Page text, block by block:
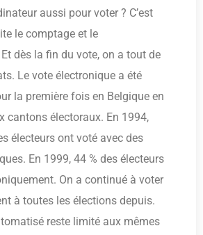
aussi pour voter ? C’est
le comptage et le
dès la fin du vote, on a tout de
Le vote électronique a été
la première fois en Belgique en
cantons électoraux. En 1994,
électeurs ont voté avec des
En 1999, 44 % des électeurs
On a continué à voter
à toutes les élections depuis.
reste limité aux mêmes